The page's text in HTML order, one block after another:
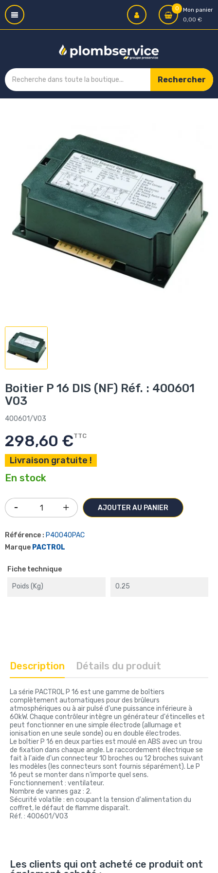
0
Mon panier
0,00 €
Rechercher
Boitier P 16 DIS (NF) Réf. : 400601
V03
400601/V03
298,60 €TTC
Livraison gratuite !
En stock
AJOUTER AU PANIER
Référence : P40040PAC
Marque PACTROL
Fiche technique
Poids (kg) 0.25
Description Détails du produit
La série PACTROL P 16 est une gamme de boîtiers
complètement automatiques pour des brûleurs
atmosphériques ou à air pulsé d'une puissance inférieure à
60kW. Chaque contrôleur intègre un générateur d'étincelles et
peut fonctionner en une simple électrode (allumage et
ionisation en une seule sonde) ou en double électrodes.
Le boîtier P 16 en deux parties est moulé en ABS avec un trou
de fixation dans chaque angle. Le raccordement électrique se
fait à l'aide d'un connecteur 10 broches ou 12 broches suivant
les modèles (les connecteurs sont fournis séparément). Le P
16 peut se monter dans n'importe quel sens.
Fonctionnement : ventilateur.
Nombre de vannes gaz : 2.
Sécurité volatile : en coupant la tension d'alimentation du
coffret, le défaut de flamme disparaît.
Réf. : 400601/V03
Les clients qui ont acheté ce produit ont